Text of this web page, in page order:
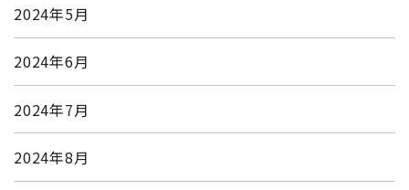
2024年5月
2024年6月
2024年7月
2024年8月